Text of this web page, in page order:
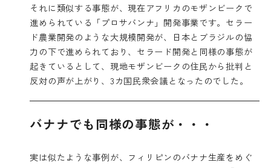
それに類似する事態が、現在アフリカのモザンビークで
進められている「プロサバンナ」開発事業です。セラー
ド農業開発のような大規模開発が、日本とブラジルの協
力の下で進められており、セラード開発と同様の事態が
起きているとして、現地モザンビークの住民から批判と
反対の声が上がり、3カ国民衆会議となったのでした。
バナナでも同様の事態が・・・
実は似たような事例が、フィリピンのバナナ生産をめぐ